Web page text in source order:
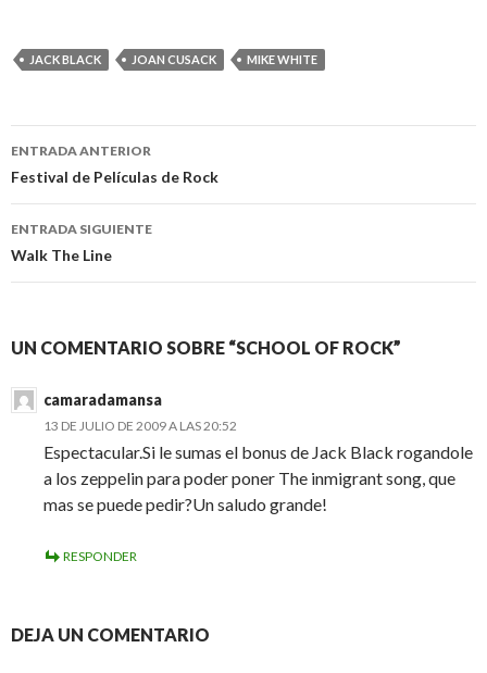
JACK BLACK JOAN CUSACK MIKE WHITE
Navegación
de
entradas
ENTRADA ANTERIOR
Festival de Películas de Rock
ENTRADA SIGUIENTE
Walk The Line
UN COMENTARIO SOBRE “SCHOOL OF ROCK”
camaradamansa
13 DE JULIO DE 2009 A LAS 20:52
Espectacular.Si le sumas el bonus de Jack Black rogandole
a los zeppelin para poder poner The inmigrant song, que
mas se puede pedir?Un saludo grande!
RESPONDER
DEJA UN COMENTARIO